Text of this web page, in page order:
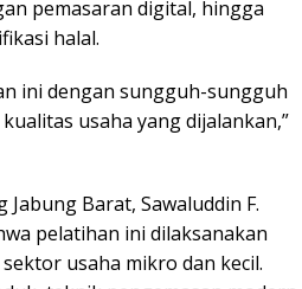
pemasaran digital, hingga
halal.
ini dengan sungguh-sungguh
usaha yang dijalankan,”
Barat, Sawaluddin F.
pelatihan ini dilaksanakan
usaha mikro dan kecil.